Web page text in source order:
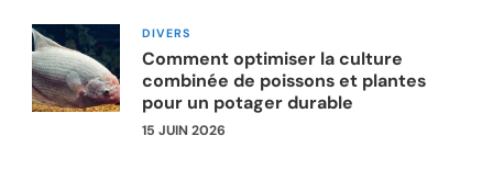
DIVERS
Comment optimiser la culture
combinée de poissons et plantes
pour un potager durable
15 JUIN 2026